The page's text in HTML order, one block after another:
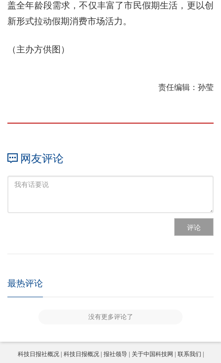
盖全年龄段需求，不仅丰富了市民假期生活，更以创
新形式拉动假期消费市场活力。
（主办方供图）
责任编辑：孙莹
网友评论
评论
最热评论
没有更多评论了
科技日报社概况 科技日报概况 报社领导 关于中国科技网 联系我们